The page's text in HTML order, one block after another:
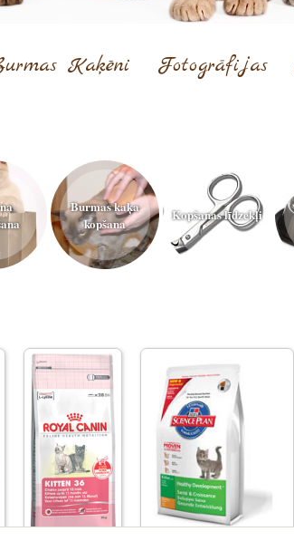
Kaķēni Fotogrāfijas
Burmas kaķa
kopšana
Kopšanas līdzekļi